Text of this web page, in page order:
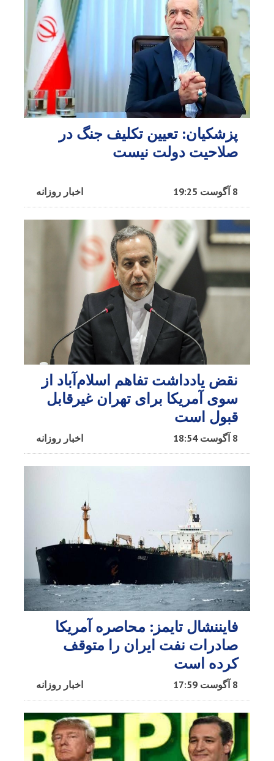
پزشکیان: تعیین تکلیف جنگ در
صلاحیت دولت نیست
اخبار روزانه 8 آگوست 19:25
نقض یادداشت تفاهم اسلام‌آباد از
سوی آمریکا برای تهران غیرقابل
قبول است
اخبار روزانه 8 آگوست 18:54
فایننشال تایمز: محاصره آمریکا
صادرات نفت ایران را متوقف
کرده است
اخبار روزانه 8 آگوست 17:59